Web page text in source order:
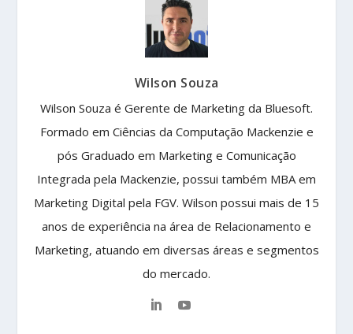
Wilson Souza
Wilson Souza é Gerente de Marketing da Bluesoft.
Formado em Ciências da Computação Mackenzie e
pós Graduado em Marketing e Comunicação
Integrada pela Mackenzie, possui também MBA em
Marketing Digital pela FGV. Wilson possui mais de 15
anos de experiência na área de Relacionamento e
Marketing, atuando em diversas áreas e segmentos
do mercado.